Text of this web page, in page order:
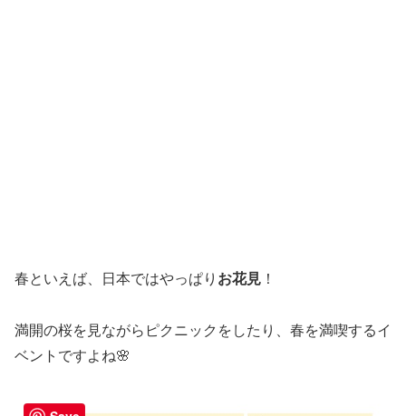
春といえば、日本ではやっぱり お花見 ！
満開の桜を見ながらピクニックをしたり、春を満喫するイ
ベントですよね🌸